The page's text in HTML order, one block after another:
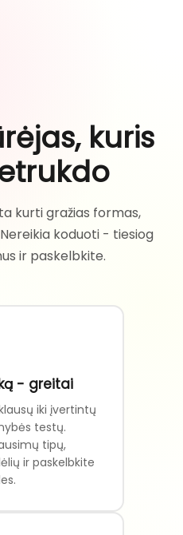
kuris
kurti gražias formas,
koduoti - tiesiog
ir paskelbkite.
- greitai
iki įvertintų
testų.
tipų,
ir paskelbkite